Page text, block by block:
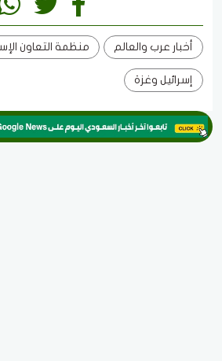
أخبار عرب والعالم منظمة التعاون
إسرائيل وغزة